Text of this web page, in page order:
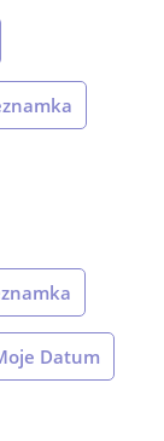
Datum